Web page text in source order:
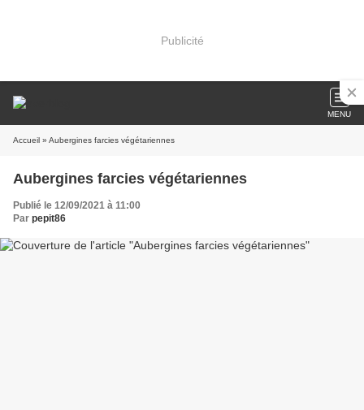
Publicité
MENU
Accueil » Aubergines farcies végétariennes
Aubergines farcies végétariennes
Publié le 12/09/2021 à 11:00
Par pepit86